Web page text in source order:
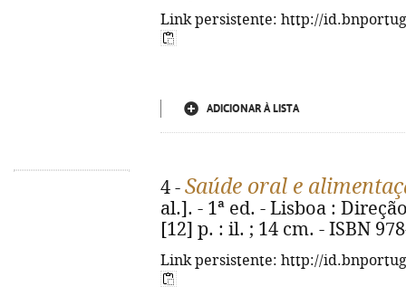
Link persistente: http://
ADICIONAR À LISTA
4 - Saúde oral e
al.]. - 1ª ed. - Lisboa :
[12] p. : il. ; 14 cm. - ISBN
Link persistente: http://